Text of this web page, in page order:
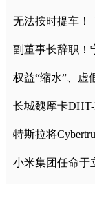
无法按时提车！
副董事长辞职！
权益“缩水”、虚
长城魏摩卡
特斯拉将